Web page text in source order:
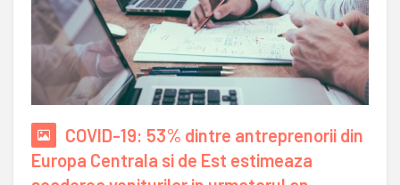
COVID-19: 53% dintre antreprenorii din
Europa Centrala si de Est estimeaza